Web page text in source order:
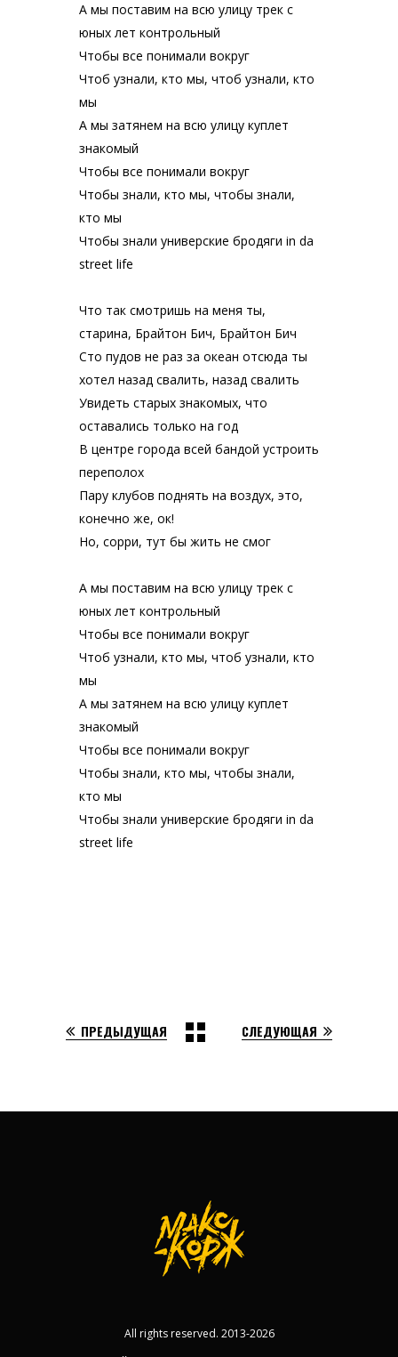
А мы поставим на всю улицу трек с
юных лет контрольный
Чтобы все понимали вокруг
Чтоб узнали, кто мы, чтоб узнали, кто
мы
А мы затянем на всю улицу куплет
знакомый
Чтобы все понимали вокруг
Чтобы знали, кто мы, чтобы знали,
кто мы
Чтобы знали универские бродяги in da
street life
Что так смотришь на меня ты,
старина, Брайтон Бич, Брайтон Бич
Сто пудов не раз за океан отсюда ты
хотел назад свалить, назад свалить
Увидеть старых знакомых, что
оставались только на год
В центре города всей бандой устроить
переполох
Пару клубов поднять на воздух, это,
конечно же, ок!
Но, сорри, тут бы жить не смог
А мы поставим на всю улицу трек с
юных лет контрольный
Чтобы все понимали вокруг
Чтоб узнали, кто мы, чтоб узнали, кто
мы
А мы затянем на всю улицу куплет
знакомый
Чтобы все понимали вокруг
Чтобы знали, кто мы, чтобы знали,
кто мы
Чтобы знали универские бродяги in da
street life
ПРЕДЫДУЩАЯ СЛЕДУЮЩАЯ
All rights reserved. 2013-2026